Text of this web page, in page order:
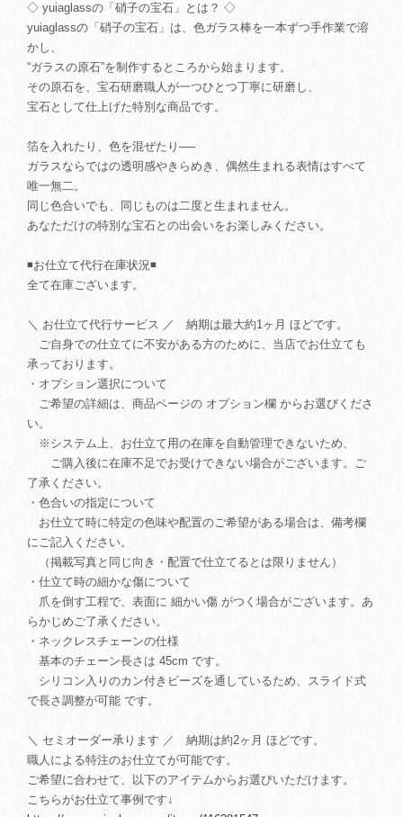
◇ yuiaglassの「硝子の宝石」とは？ ◇
yuiaglassの「硝子の宝石」は、色ガラス棒を一本ずつ手作業で溶
かし、
“ガラスの原石”を制作するところから始まります。
その原石を、宝石研磨職人が一つひとつ丁寧に研磨し、
宝石として仕上げた特別な商品です。
箔を入れたり、色を混ぜたり──
ガラスならではの透明感やきらめき、偶然生まれる表情はすべて
唯一無二。
同じ色合いでも、同じものは二度と生まれません。
あなただけの特別な宝石との出会いをお楽しみください。
◾️お仕立て代行在庫状況◾️
全て在庫ございます。
＼ お仕立て代行サービス ／ 納期は最大約1ヶ月 ほどです。
ご自身での仕立てに不安がある方のために、当店でお仕立ても
承っております。
・オプション選択について
ご希望の詳細は、商品ページの オプション欄 からお選びくださ
い。
※システム上、お仕立て用の在庫を自動管理できないため、
ご購入後に在庫不足でお受けできない場合がございます。ご
了承ください。
・色合いの指定について
お仕立て時に特定の色味や配置のご希望がある場合は、備考欄
にご記入ください。
（掲載写真と同じ向き・配置で仕立てるとは限りません）
・仕立て時の細かな傷について
爪を倒す工程で、表面に 細かい傷 がつく場合がございます。あ
らかじめご了承ください。
・ネックレスチェーンの仕様
基本のチェーン長さは 45cm です。
シリコン入りのカン付きビーズを通しているため、スライド式
で長さ調整が可能 です。
＼ セミオーダー承ります ／ 納期は約2ヶ月 ほどです。
職人による特注のお仕立てが可能です。
ご希望に合わせて、以下のアイテムからお選びいただけます。
こちらがお仕立て事例です↓